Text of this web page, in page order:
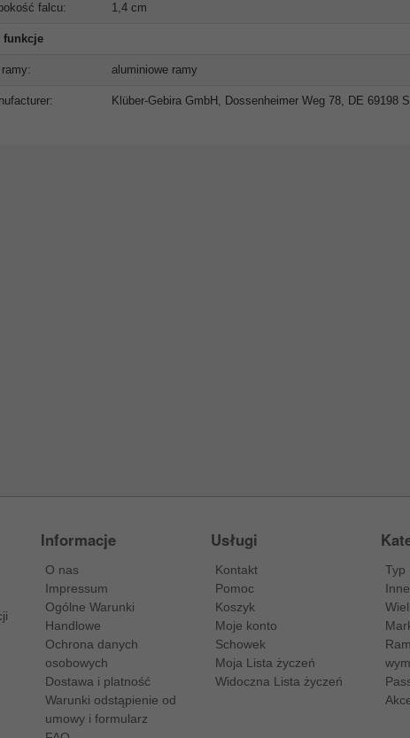
falcu: 1,4 cm
funkcje
aluminiowe ramy
Klüber-Gebira GmbH, Dossenheimer Weg 78, DE 69198
Informacje
O nas
Impressum
Ogólne Warunki
Handlowe
Ochrona danych
osobowych
Dostawa i platność
Warunki odstąpienie od
umowy i formularz
Usługi
Kontakt
Pomoc
Koszyk
Moje konto
Schowek
Moja Lista życzeń
Widoczna Lista życzeń
Typ